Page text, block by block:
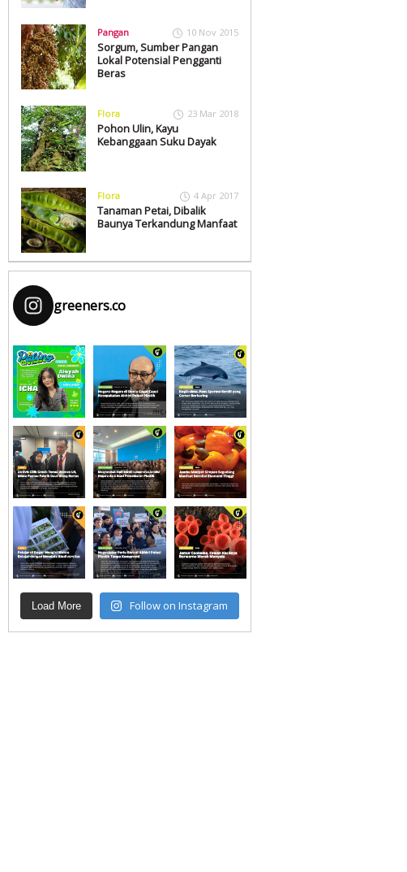
Pangan 10 Nov 2015
Sorgum, Sumber Pangan
Lokal Potensial Pengganti
Beras
Flora 23 Mar 2018
Pohon Ulin, Kayu
Kebanggaan Suku Dayak
Flora 4 Apr 2017
Tanaman Petai, Dibalik
Baunya Terkandung Manfaat
greeners.co
Load More Follow on Instagram